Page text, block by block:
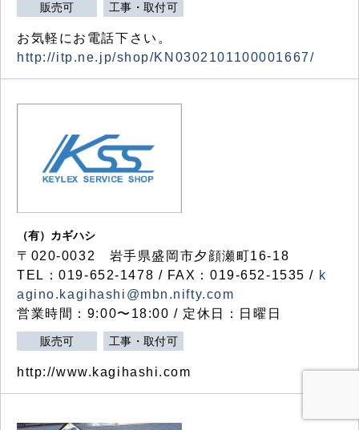
販売可 工事・取付可
お気軽にお電話下さい。
http://itp.ne.jp/shop/KN0302101100001667/
（有）カギハシ
〒020-0032 岩手県盛岡市夕顔瀬町16-18
TEL：019-652-1478 / FAX：019-652-1535 / k
agino.kagihashi@mbn.nifty.com
営業時間：9:00〜18:00 / 定休日：日曜日
販売可 工事・取付可
http://www.kagihashi.com